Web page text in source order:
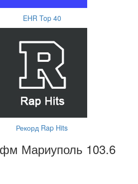
EHR Top 40
Рекорд Rap Hits
Мариуполь 103.6